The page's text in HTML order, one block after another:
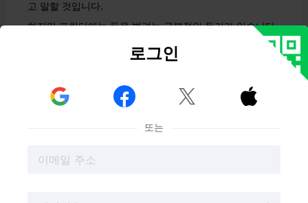
고 말할 것입니다.
하지만 프린터에는 돈을 벌려는 근본적인 동기가 있습니다.
3D 프린터로 돈을 벌 수 있나요?
네, 3D 프린터를 사용하여 돈을 벌 수 있습니다. 다양한 시
제품을 인쇄하거나 의학 연구에 기여하거나 온라인 스토어
에서 맞춤형 물건을 판매할 수 있습니다. 다른 방법도 고유
한 투자 수익을 제공합니다. 하지만 상표가 등록된
로그인
  
또는